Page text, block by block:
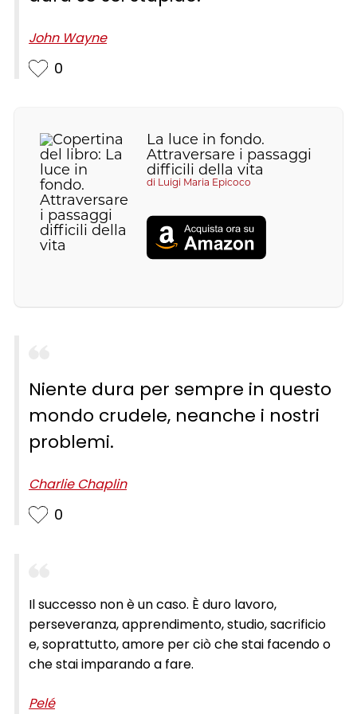
John Wayne
0
La luce in fondo.
Attraversare i passaggi
difficili della vita
di Luigi Maria Epicoco
Niente dura per sempre in questo
mondo crudele, neanche i nostri
problemi.
Charlie Chaplin
0
Il successo non è un caso. È duro lavoro,
perseveranza, apprendimento, studio, sacrificio
e, soprattutto, amore per ciò che stai facendo o
che stai imparando a fare.
Pelé